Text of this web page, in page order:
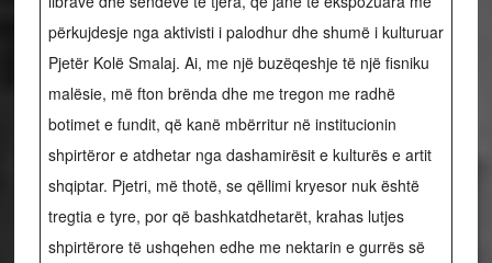
përkujdesje nga aktivisti i palodhur dhe shumë i kulturuar
Pjetër Kolë Smalaj. Ai, me një buzëqeshje të një fisniku
malësie, më fton brënda dhe me tregon me radhë
botimet e fundit, që kanë mbërritur në institucionin
shpirtëror e atdhetar nga dashamirësit e kulturës e artit
shqiptar. Pjetri, më thotë, se qëllimi kryesor nuk është
tregtia e tyre, por që bashkatdhetarët, krahas lutjes
shpirtërore të ushqehen edhe me nektarin e gurrës së